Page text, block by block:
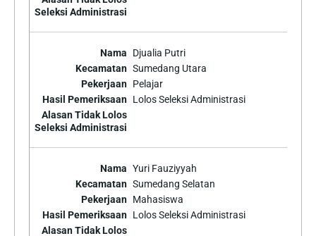
Djualia Putri
Sumedang Utara
Pelajar
Lolos Seleksi Administrasi
Yuri Fauziyyah
Sumedang Selatan
Mahasiswa
Lolos Seleksi Administrasi